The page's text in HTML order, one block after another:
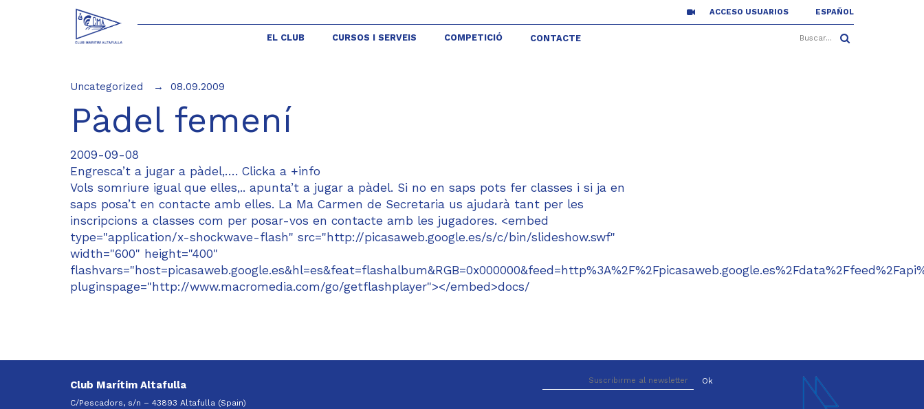
ACCESO USUARIOS ESPAÑOL
EL CLUB CURSOS I SERVEIS COMPETICIÓ CONTACTE
Uncategorized 08.09.2009
Pàdel femení
2009-09-08
Engresca’t a jugar a pàdel,…. Clicka a +info
Vols somriure igual que elles,.. apunta’t a jugar a pàdel. Si no en saps pots fer classes i si ja en
saps posa’t en contacte amb elles. La Ma Carmen de Secretaria us ajudarà tant per les
inscripcions a classes com per posar-vos en contacte amb les jugadores. <embed
type="application/x-shockwave-flash" src="http://picasaweb.google.es/s/c/bin/slideshow.swf"
width="600" height="400"
pluginspage="http://www.macromedia.com/go/getflashplayer"></embed>docs/
Club Marítim Altafulla
C/Pescadors, s/n – 43893 Altafulla (Spain)